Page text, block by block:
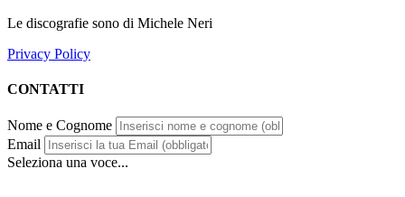
Le discografie sono di Michele Neri
Privacy Policy
CONTATTI
Nome e Cognome
Email
Seleziona una voce...